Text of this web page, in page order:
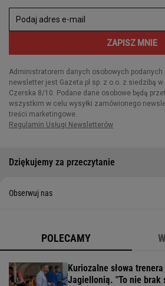
Dziękujemy za przeczytanie
Obserwuj nas
POLECAMY
Kuriozalne słowa
Jagiellonią. "To nie brak